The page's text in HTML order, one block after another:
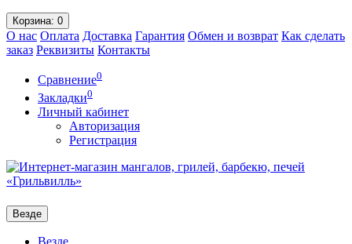
Корзина: 0
О нас Оплата Доставка Гарантия Обмен и возврат Как сделать
заказ Реквизиты Контакты
Сравнение0
Закладки0
Личный кабинет
Авторизация
Регистрация
Везде
Везде